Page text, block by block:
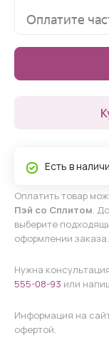
Есть в
Оплатить товар
Пэй со Сплитом.
выберите
оформлении заказа.
Нужна
555-08-93 или
Информация на
офертой.